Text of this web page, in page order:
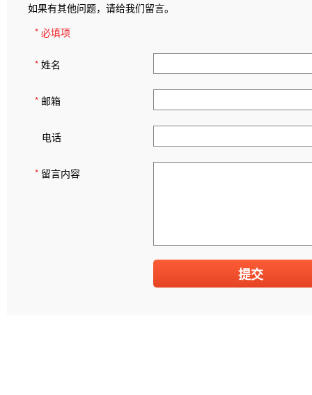
如果有其他问题，请给我们留言。
* 必填项
* 姓名
* 邮箱
电话
* 留言内容